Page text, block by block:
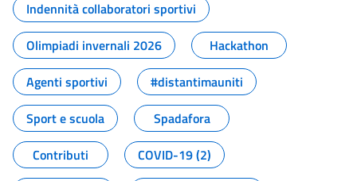
Indennità collaboratori sportivi
Olimpiadi invernali 2026
Hackathon
Agenti sportivi
#distantimauniti
Sport e scuola
Spadafora
Contributi
COVID-19 (2)